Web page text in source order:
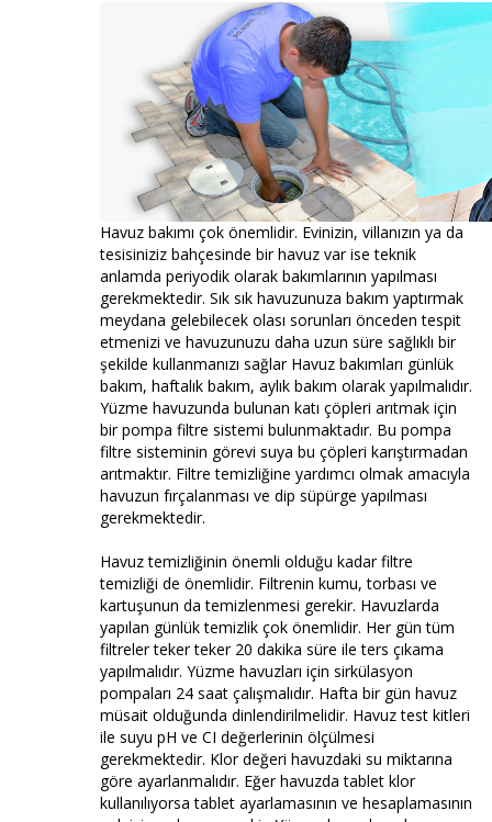
Havuz bakımı çok önemlidir. Evinizin, villanızın ya da
tesisiniziz bahçesinde bir havuz var ise teknik
anlamda periyodik olarak bakımlarının yapılması
gerekmektedir. Sık sık havuzunuza bakım yaptırmak
meydana gelebilecek olası sorunları önceden tespit
etmenizi ve havuzunuzu daha uzun süre sağlıklı bir
şekilde kullanmanızı sağlar Havuz bakımları günlük
bakım, haftalık bakım, aylık bakım olarak yapılmalıdır.
Yüzme havuzunda bulunan katı çöpleri arıtmak için
bir pompa filtre sistemi bulunmaktadır. Bu pompa
filtre sisteminin görevi suya bu çöpleri karıştırmadan
arıtmaktır. Filtre temizliğine yardımcı olmak amacıyla
havuzun fırçalanması ve dip süpürge yapılması
gerekmektedir.
Havuz temizliğinin önemli olduğu kadar filtre
temizliği de önemlidir. Filtrenin kumu, torbası ve
kartuşunun da temizlenmesi gerekir. Havuzlarda
yapılan günlük temizlik çok önemlidir. Her gün tüm
filtreler teker teker 20 dakika süre ile ters çıkama
yapılmalıdır. Yüzme havuzları için sirkülasyon
pompaları 24 saat çalışmalıdır. Hafta bir gün havuz
müsait olduğunda dinlendirilmelidir. Havuz test kitleri
ile suyu pH ve CI değerlerinin ölçülmesi
gerekmektedir. Klor değeri havuzdaki su miktarına
göre ayarlanmalıdır. Eğer havuzda tablet klor
kullanılıyorsa tablet ayarlamasının ve hesaplamasının